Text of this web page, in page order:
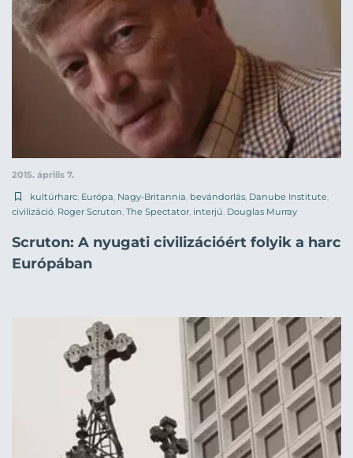
2015. április 7.
kultúrharc, Európa, Nagy-Britannia, bevándorlás, Danube Institute,
civilizáció, Roger Scruton, The Spectator, interjú, Douglas Murray
Scruton: A nyugati civilizációért folyik a harc
Európában